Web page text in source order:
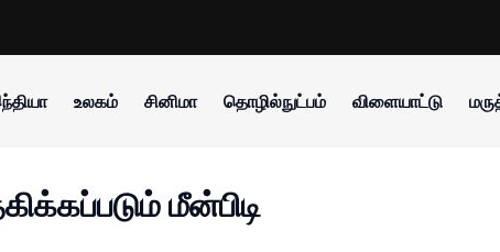
உலகம் சினிமா தொழில்நுட்பம் விளையாட்டு
மீன்பிடி